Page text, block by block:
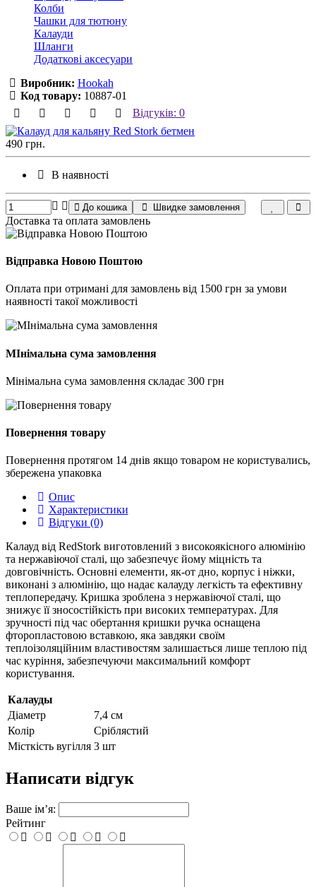
Колби
Чашки для тютюну
Калауди
Шланги
Додаткові аксесуари
Виробник: Hookah
Код товару: 10887-01
Відгуків: 0
490 грн.
В наявності
До кошика Швидке замовлення
Доставка та оплата замовлень
Відправка Новою Поштою
Оплата при отримані для замовлень від 1500 грн за умови
наявності такої можливості
МІнімальна сума замовлення
Мінімальна сума замовлення складає 300 грн
Повернення товару
Повернення протягом 14 днів якщо товаром не користувались,
збережена упаковка
Опис
Характеристики
Відгуки (0)
Калауд від RedStork виготовлений з високоякісного алюмінію
та нержавіючої сталі, що забезпечує йому міцність та
довговічність. Основні елементи, як-от дно, корпус і ніжки,
виконані з алюмінію, що надає калауду легкість та ефективну
теплопередачу. Кришка зроблена з нержавіючої сталі, що
знижує її зносостійкість при високих температурах. Для
зручності під час обертання кришки ручка оснащена
фторопластовою вставкою, яка завдяки своїм
теплоізоляційним властивостям залишається лише теплою під
час куріння, забезпечуючи максимальний комфорт
користування.
Калауды
Діаметр
7,4 см
Колір
Сріблястий
Місткість вугілля 3 шт
Написати відгук
Ваше ім’я:
Рейтинг